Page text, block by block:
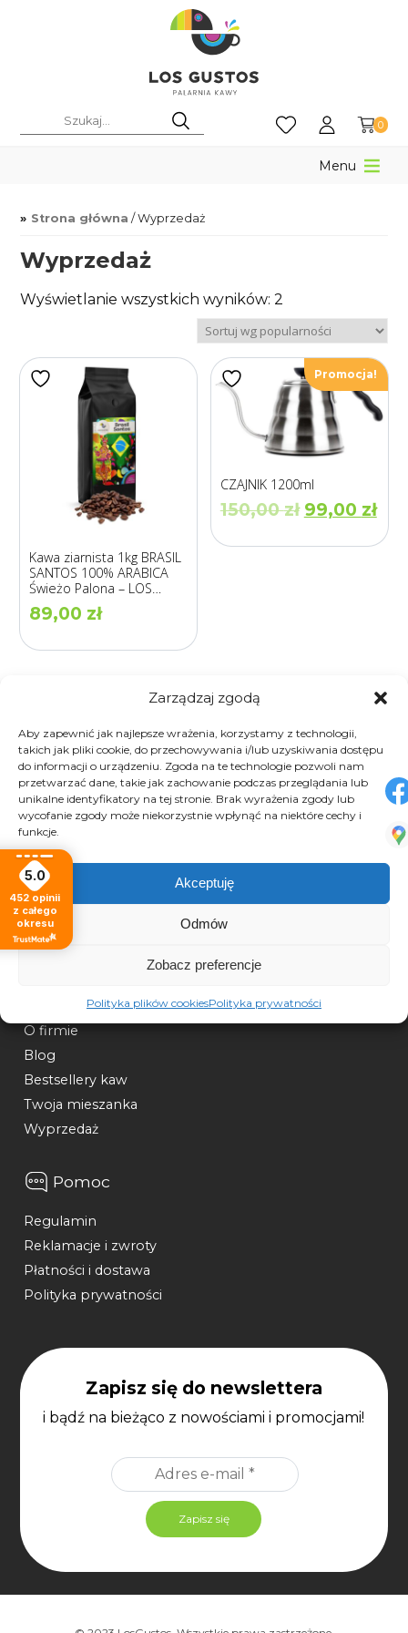
Zarządzaj zgodą
Aby zapewnić jak najlepsze wrażenia, korzystamy z technologii,
takich jak pliki cookie, do przechowywania i/lub uzyskiwania dostępu
do informacji o urządzeniu. Zgoda na te technologie pozwoli nam
przetwarzać dane, takie jak zachowanie podczas przeglądania lub
unikalne identyfikatory na tej stronie. Brak wyrażenia zgody lub
wycofanie zgody może niekorzystnie wpłynąć na niektóre cechy i
funkcje.
Akceptuję
Odmów
Zobacz preferencje
Polityka plików cookiesPolityka prywatności
0
Menu
Strona główna / Wyprzedaż
Wyprzedaż
Wyświetlanie wszystkich wyników: 2
według
popularności
Kawa ziarnista 1kg BRASIL
SANTOS 100% ARABICA
Świeżo Palona – LOS
GUSTOS
89,00 zł
Promocja!
CZAJNIK 1200ml
150,00zł Pierwotna
cena
wynosiła:
99,00 zł
Kontakt
IRPOL
ul. Popłacińska 46F
09-401 Płock
668 112 226
e-mail: sklep@losgustos.pl
O firmie
Blog
Bestsellery kaw
Twoja mieszanka
Wyprzedaż
Pomoc
Regulamin
Reklamacje i zwroty
Płatności i dostawa
Polityka prywatności
Zapisz się do newslettera
i bądź na bieżąco z nowościami i promocjami!
5.0
452 opinii
z całego
okresu